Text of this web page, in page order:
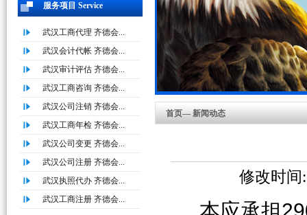
服务项目 Service
武汉工商代理 齐德会...
武汉会计代帐 齐德会...
武汉审计评估 齐德会...
武汉工商咨询 齐德会...
武汉公司注销 齐德会...
武汉工商年检 齐德会...
武汉公司变更 齐德会...
武汉公司注册 齐德会...
武汉执照代办 齐德会...
武汉工商注册 齐德会...
首页— 新闻动态
修改时间